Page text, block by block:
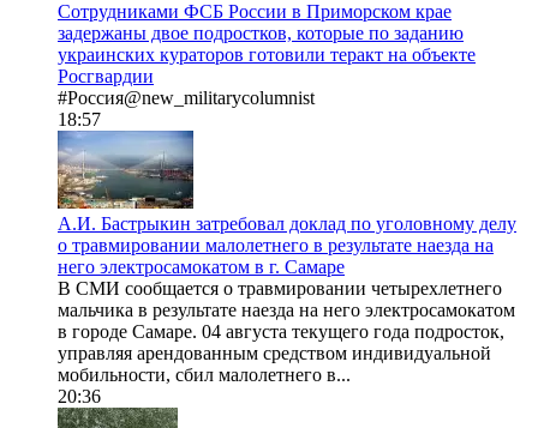
Сотрудниками ФСБ России в Приморском крае
задержаны двое подростков, которые по заданию
украинских кураторов готовили теракт на объекте
Росгвардии
#Россия@new_militarycolumnist
18:57
А.И. Бастрыкин затребовал доклад по уголовному делу
о травмировании малолетнего в результате наезда на
него электросамокатом в г. Самаре
В СМИ сообщается о травмировании четырехлетнего
мальчика в результате наезда на него электросамокатом
в городе Самаре. 04 августа текущего года подросток,
управляя арендованным средством индивидуальной
мобильности, сбил малолетнего в...
20:36